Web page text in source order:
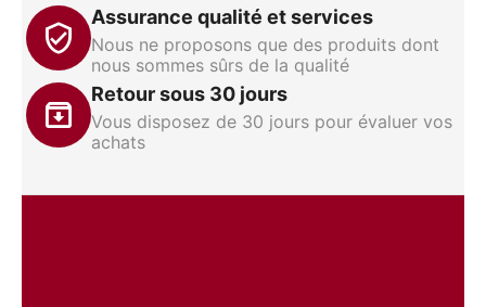
Assurance qualité et services
Nous ne proposons que des produits dont
nous sommes sûrs de la qualité
Retour sous 30 jours
Vous disposez de 30 jours pour évaluer vos
achats